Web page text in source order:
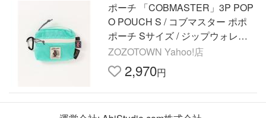
ポーチ 「COBMASTER」3P POP
O POUCH S / コブマスター ポポ
ポーチ Sサイズ / ジップウォレッ
ト メンズ レディース
ZOZOTOWN Yahoo!店
2,970円